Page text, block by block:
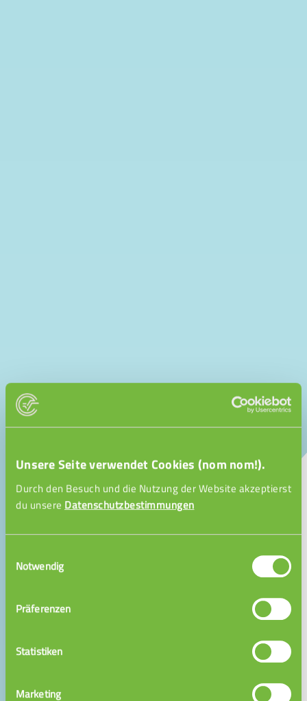
Unsere Seite verwendet Cookies (nom nom!).
Durch den Besuch und die Nutzung der Website akzeptierst
du unsere Datenschutzbestimmungen
Notwendig
Präferenzen
Statistiken
Marketing
Nachhilfe
Unterstufe
mit Videotutorials spielend durch die